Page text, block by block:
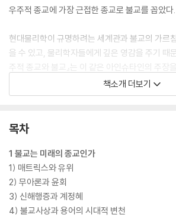
우주적 종교에 가장 근접한 종교로 불교를 꼽았다.
현대물리학이 규명하려는 세계관과 불교의 가르
을 수 있고, 물리학자들에게 깊은 영감을 주기 때
주적 종교와 불교』는 이 같은 아인슈타인의 주장
현대물리학과 불교의 접점을 탐구하는 책이다. 이
물리학과 김성구 명예교수는 왜 불교가 우주적
전선인 상대성이론과 양자역학을 설명하고, 불
학에 걸친 물리학 역사와 불교 교리의 개론까지 폭
지금까지 알고 있던 종교와 과학에 대한 통념을 단
리학 박사이면서, 오랜 세월 불교학에 천착해 온
리에게 새로운 지적 영감을 불어넣는다.
책소개 더보기
목차
1 불교는 미래의 종교인가
1) 매트릭스와 유위
2) 무아론과 윤회
3) 신해행증과 계정혜
4) 불교사상과 용어의 시대적 변천